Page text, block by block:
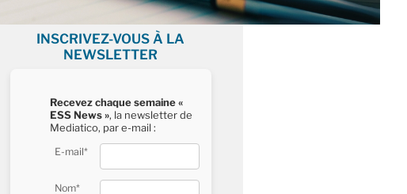
INSCRIVEZ-VOUS À LA
NEWSLETTER
Recevez chaque semaine «
ESS News », la newsletter de
Mediatico, par e-mail :
E-mail*
Nom*